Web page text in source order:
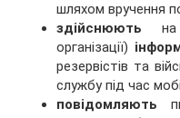
шляхом вручення
здійснюють на
організації)
резервістів та
службу під час
повідомляють